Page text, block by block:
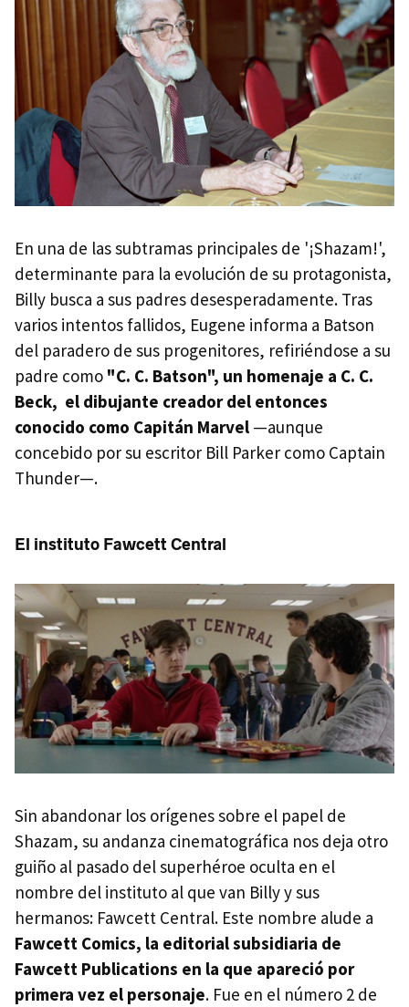
En una de las subtramas principales de '¡Shazam!',
determinante para la evolución de su protagonista,
Billy busca a sus padres desesperadamente. Tras
varios intentos fallidos, Eugene informa a Batson
del paradero de sus progenitores, refiriéndose a su
padre como "C. C. Batson", un homenaje a C. C.
Beck, el dibujante creador del entonces
conocido como Capitán Marvel —aunque
concebido por su escritor Bill Parker como Captain
Thunder—.
El instituto Fawcett Central
Sin abandonar los orígenes sobre el papel de
Shazam, su andanza cinematográfica nos deja otro
guiño al pasado del superhéroe oculta en el
nombre del instituto al que van Billy y sus
hermanos: Fawcett Central. Este nombre alude a
Fawcett Comics, la editorial subsidiaria de
Fawcett Publications en la que apareció por
primera vez el personaje. Fue en el número 2 de